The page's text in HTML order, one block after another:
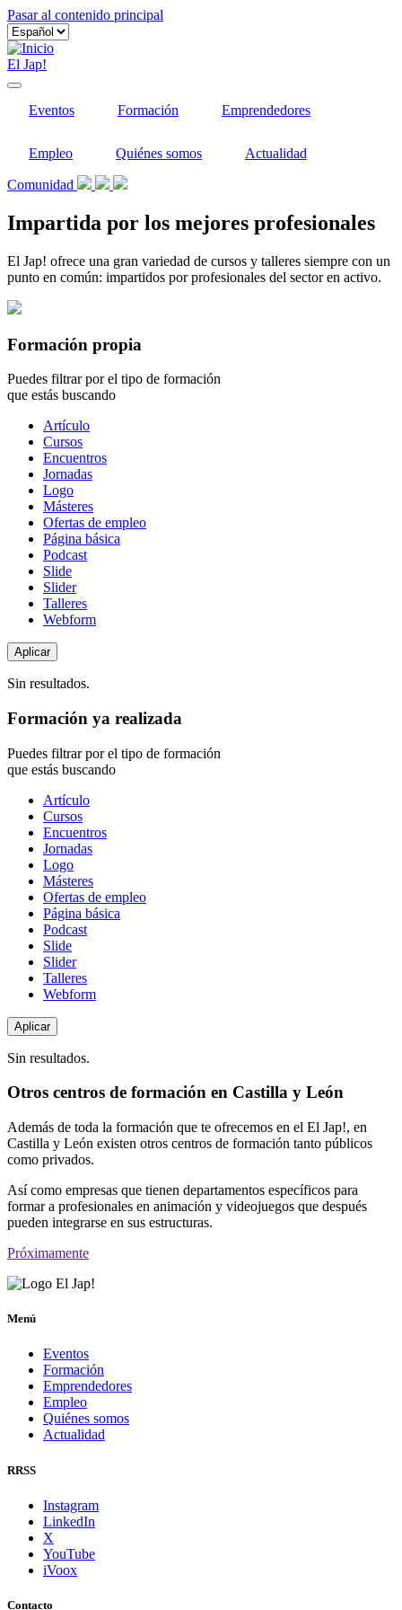
Pasar al contenido principal
El Jap!
Eventos Formación Emprendedores
Empleo Quiénes somos Actualidad
Comunidad
Impartida por los mejores profesionales
El Jap! ofrece una gran variedad de cursos y talleres siempre con un
punto en común: impartidos por profesionales del sector en activo.
Formación propia
Puedes filtrar por el tipo de formación
que estás buscando
Tipo
contenido
Artículo
Cursos
Encuentros
Jornadas
Logo
Másteres
Ofertas de empleo
Página básica
Podcast
Slide
Slider
Talleres
Webform
Sin resultados.
Formación ya realizada
Puedes filtrar por el tipo de formación
que estás buscando
Tipo
contenido
Artículo
Cursos
Encuentros
Jornadas
Logo
Másteres
Ofertas de empleo
Página básica
Podcast
Slide
Slider
Talleres
Webform
Sin resultados.
Otros centros de formación en Castilla y León
Además de toda la formación que te ofrecemos en el El Jap!, en
Castilla y León existen otros centros de formación tanto públicos
como privados.
Así como empresas que tienen departamentos específicos para
formar a profesionales en animación y videojuegos que después
pueden integrarse en sus estructuras.
Próximamente
Menú
Eventos
Formación
Emprendedores
Empleo
Quiénes somos
Actualidad
RRSS
Instagram
LinkedIn
X
YouTube
iVoox
Contacto